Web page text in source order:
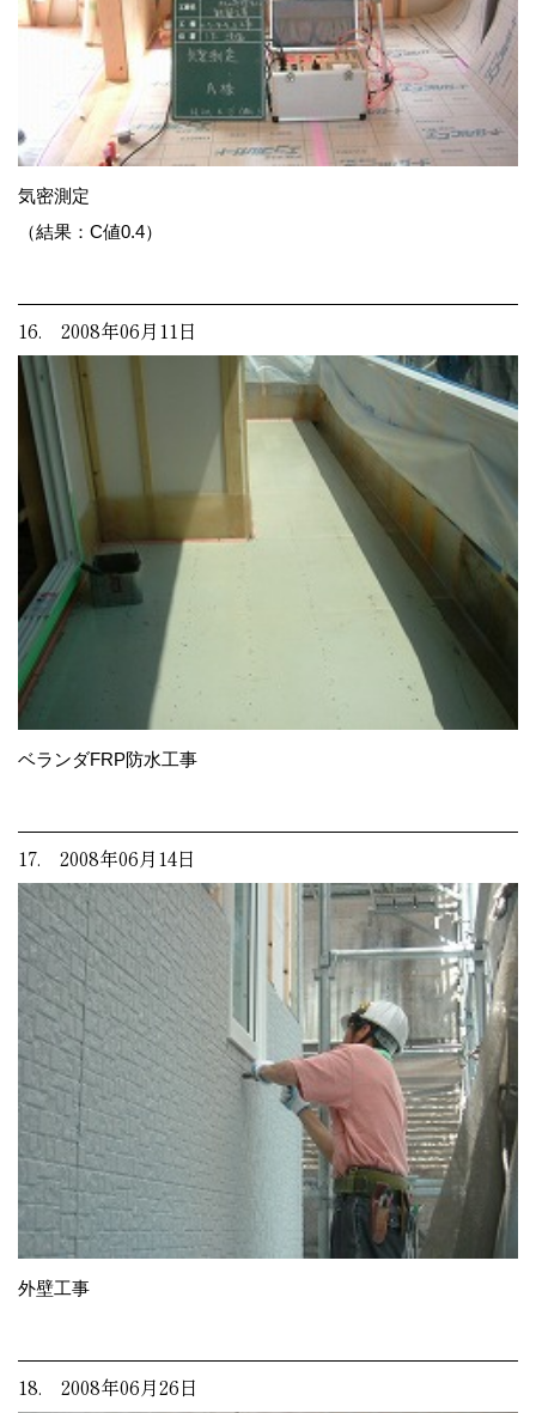
気密測定
（結果：C値0.4）
16. 2008年06月11日
ベランダFRP防水工事
17. 2008年06月14日
外壁工事
18. 2008年06月26日